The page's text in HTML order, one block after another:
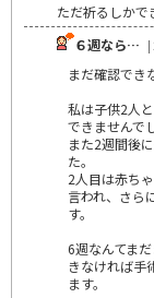
ただ祈るしかで
６週なら… |
まだ確認でき
私は子供2人
できませんで
また2週間後
た。
2人目は赤ち
言われ、さら
す。
6週なんてま
きなければ手
ます。